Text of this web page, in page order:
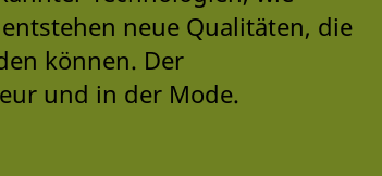
neue Qualitäten, die
können. Der
und in der Mode.